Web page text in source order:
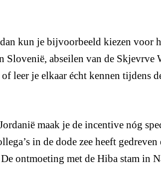
kun je bijvoorbeeld kiezen voor
Slovenië, abseilen van de Skjevrve
leer je elkaar écht kennen tijdens
maak je de incentive nóg
in de dode zee heeft gedreven
ontmoeting met de Hiba stam in